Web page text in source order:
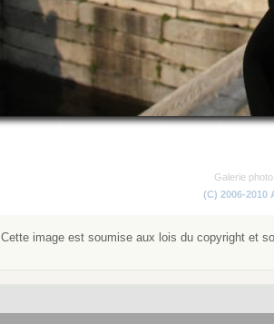
Galerie
(C) 2006-2010
Cette image est soumise aux lois du copyright et